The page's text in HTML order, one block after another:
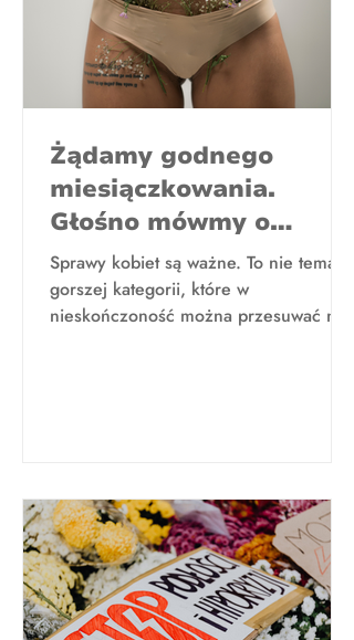
Żądamy godnego
miesiączkowania.
Głośno mówmy o
naszych oczekiwaniach
wobec nowego rządu!
Sprawy kobiet są ważne. To nie tematy
gorszej kategorii, które w
nieskończoność można przesuwać na